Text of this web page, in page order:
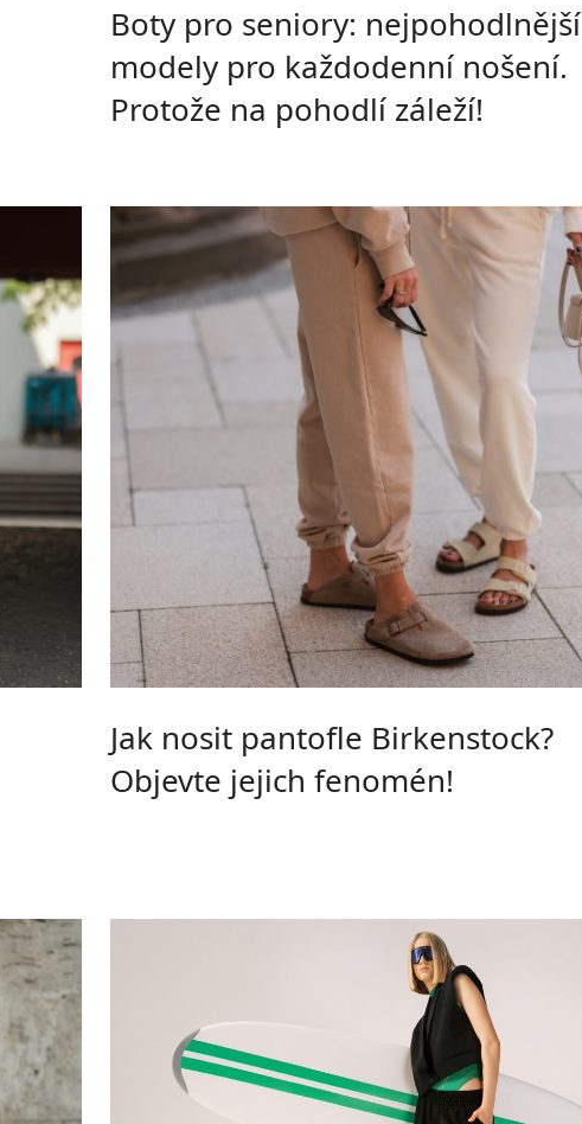
Boty pro seniory: nejpohodlnější
modely pro každodenní nošení.
Protože na pohodlí záleží!
Jak nosit pantofle Birkenstock?
Objevte jejich fenomén!